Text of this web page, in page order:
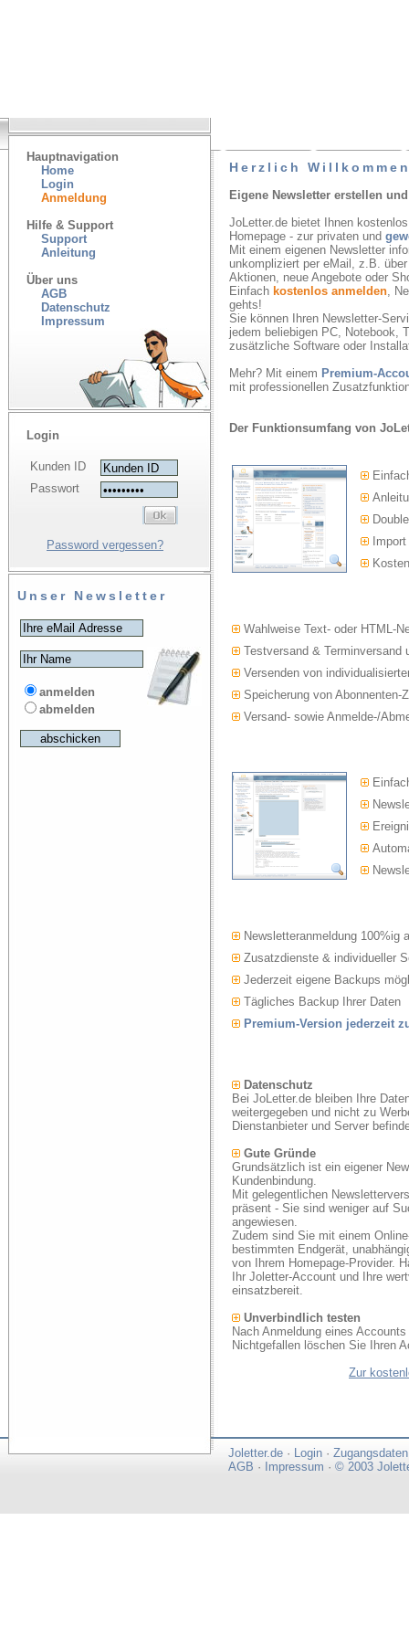
Hauptnavigation
Home
Login
Anmeldung
Hilfe & Support
Support
Anleitung
Über uns
AGB
Datenschutz
Impressum
Login
Kunden ID
Passwort
Password vergessen?
Unser Newsletter
anmelden
abmelden
Herzlich
Eigene Newsletter erstellen
JoLetter.de bietet Ihnen
Homepage - zur privaten und
Mit einem eigenen Newsletter
unkompliziert per eMail, z.B.
Aktionen, neue Angebote oder
Einfach kostenlos anmelden,
gehts!
Sie können Ihren Newsletter-
jedem beliebigen PC, Notebook,
zusätzliche Software oder
Mehr? Mit einem Premium-
mit professionellen
Der Funktionsumfang von
Wahlweise Text- oder HTML-
Testversand & Terminversand
Versenden von
Speicherung von Abonnenten-
Versand- sowie Anmelde-/
Newsletteranmeldung 100%ig
Zusatzdienste & individueller
Jederzeit eigene Backups
Tägliches Backup Ihrer Daten
Premium-Version jederzeit
Datenschutz
Bei JoLetter.de bleiben Ihre
weitergegeben und nicht zu
Dienstanbieter und Server
Gute Gründe
Grundsätzlich ist ein eigener
Kundenbindung.
Mit gelegentlichen
präsent - Sie sind weniger auf
angewiesen.
Zudem sind Sie mit einem
bestimmten Endgerät,
von Ihrem Homepage-Provider.
Ihr Joletter-Account und Ihre
einsatzbereit.
Unverbindlich testen
Nach Anmeldung eines
Nichtgefallen löschen Sie Ihren
Zur
Joletter.de · Login · Zugangsdaten
AGB · Impressum · © 2003